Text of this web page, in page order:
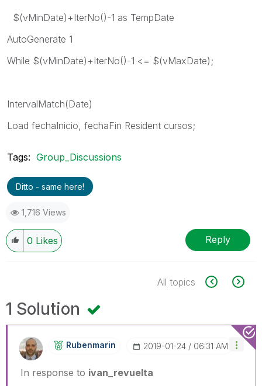
$(vMinDate)+IterNo()-1 as TempDate
AutoGenerate 1
While $(vMinDate)+IterNo()-1 <= $(vMaxDate);
IntervalMatch(Date)
Load fechaInicio, fechaFin Resident cursos;
Tags: Group_Discussions
Ditto - same here!
1,716 Views
0 Likes Reply
All topics
1 Solution
Rubenmarin ‎2019-01-24 06:31 AM
In response to ivan_revuelta